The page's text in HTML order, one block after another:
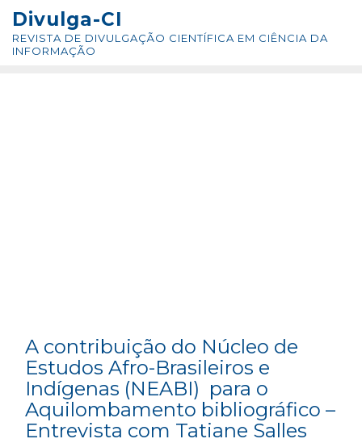
conteúdo
Skip
to
content
Divulga-CI
REVISTA DE DIVULGAÇÃO CIENTÍFICA EM CIÊNCIA DA
INFORMAÇÃO
A contribuição do Núcleo de
Estudos Afro-Brasileiros e
Indígenas (NEABI) para o
Aquilombamento bibliográfico –
Entrevista com Tatiane Salles